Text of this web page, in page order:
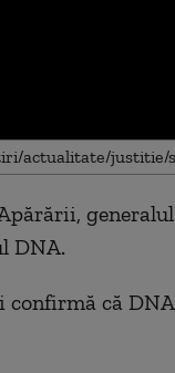
DNA.
că DNA